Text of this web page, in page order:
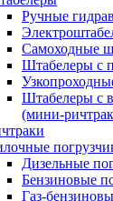
Ручные
Самоходные
Штабелеры с
Штабелеры с
(мини-
Дизельные
Бензиновые
Газ-